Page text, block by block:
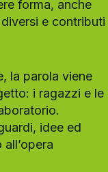
forma, anche
e contributi
la parola viene
i ragazzi e le
idee ed